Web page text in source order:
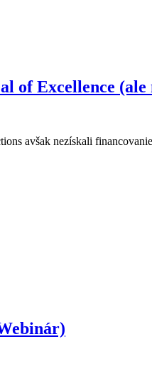
of Excellence (ale
avšak nezískali